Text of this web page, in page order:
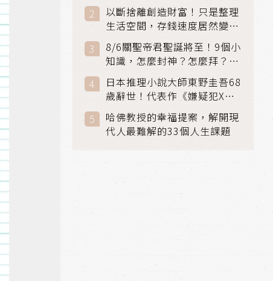
以斷捨離創造財富！只是整理
生活空間，存錢速度居然變快
了
8/6關聖帝君聖誕將至！9個小
知識，怎麼封神？怎麼拜？該
拜哪個關帝？
日本推理小說大師東野圭吾68
歲辭世！代表作《嫌疑犯X的
獻身》《解憂雜貨店》獲獎無
數
哈佛教授的幸福提案，解開現
代人最難解的33個人生課題